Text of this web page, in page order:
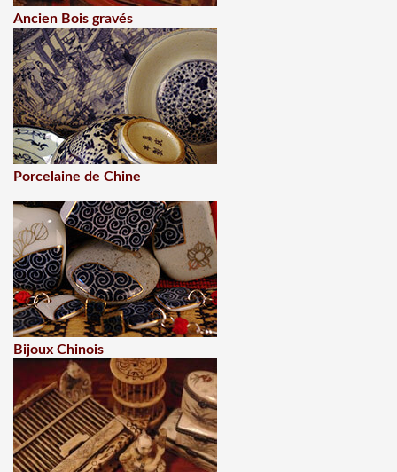
Ancien Bois gravés
Porcelaine de Chine
Bijoux Chinois